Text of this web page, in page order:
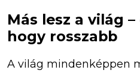
Más lesz a világ
hogy rosszabb
A világ mindenképpen